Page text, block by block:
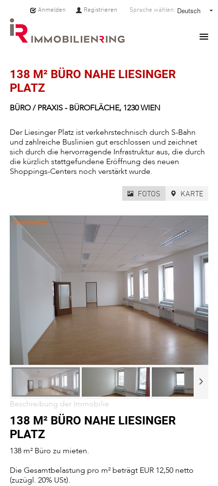
Sprache wählen:
Anmelden Registrieren
HOME
ÜBER UNS
SERVICE
138 M² BÜRO NAHE LIESINGER
PLATZ
BÜRO / PRAXIS- BÜROFLÄCHE, 1230WIEN
Der Liesinger Platz ist verkehrstechnisch durch S-Bahn
und zahlreiche Buslinien gut erschlossen und zeichnet
sich durch die hervorragende Infrastruktur aus, die durch
die kürzlich stattgefundene Eröffnung des neuen
Shoppings-Centers noch verstärkt wurde.
FOTOS KARTE
Beschreibung der Immobilie
138 M² BÜRO NAHE LIESINGER
PLATZ
138 m² Büro zu mieten.
Die Gesamtbelastung pro m² beträgt EUR 12,50 netto
(zuzügl. 20% USt).